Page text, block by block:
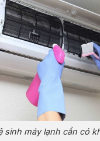
sinh máy lạnh cần có